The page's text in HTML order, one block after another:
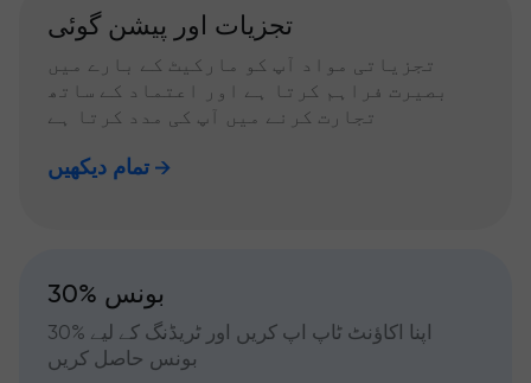
تجزیات اور پیشن گوئی
تجزیاتی مواد آپ کو مارکیٹ کے بارے میں
بصیرت فراہم کرتا ہے اور اعتماد کے ساتھ
تجارت کرنے میں آپ کی مدد کرتا ہے
تمام دیکھیں
30% بونس
اپنا اکاؤنٹ ٹاپ اپ کریں اور ٹریڈنگ کے لیے %30
بونس حاصل کریں